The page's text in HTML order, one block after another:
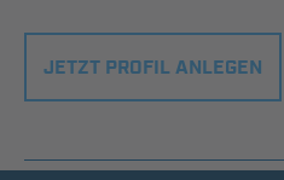
JETZT PROFIL ANLEGEN